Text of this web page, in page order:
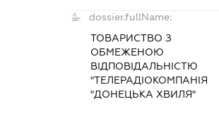
dossier.fullName:
ТОВАРИСТВО З
ОБМЕЖЕНОЮ
ВІДПОВІДАЛЬНІСТЮ
"ТЕЛЕРАДІОКОМПАНІЯ
"ДОНЕЦЬКА ХВИЛЯ"